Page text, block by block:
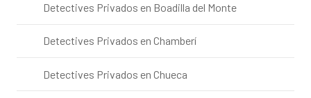
Detectives Privados en Boadilla del Monte
Detectives Privados en Chamberí
Detectives Privados en Chueca